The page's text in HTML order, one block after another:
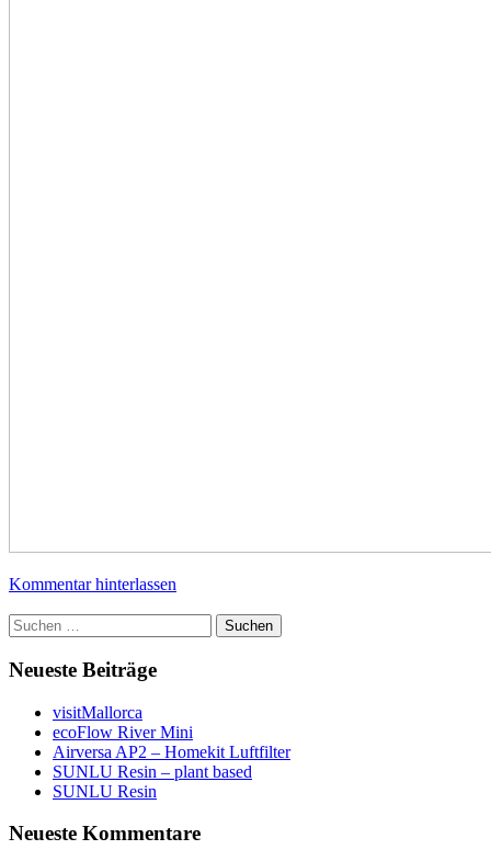
Kommentar hinterlassen
Suchen
nach:
Neueste Beiträge
visitMallorca
ecoFlow River Mini
Airversa AP2 – Homekit Luftfilter
SUNLU Resin – plant based
SUNLU Resin
Neueste Kommentare